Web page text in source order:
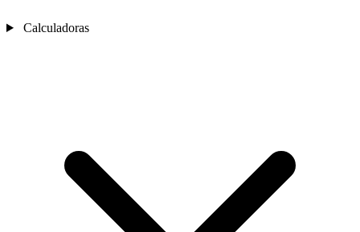
Calculadoras